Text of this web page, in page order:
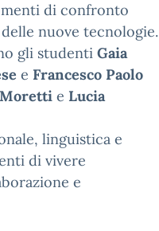
di confronto
nuove tecnologie.
gli studenti Gaia
e Francesco Paolo
e Lucia
linguistica e
di vivere
e